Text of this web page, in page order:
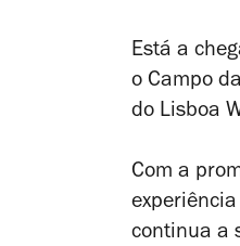
Está a
o Campo
do Lisboa
Com a
continua a